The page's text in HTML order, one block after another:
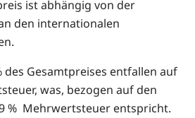
ist abhängig von der
den internationalen
des Gesamtpreises entfallen auf
was, bezogen auf den
% Mehrwertsteuer entspricht.